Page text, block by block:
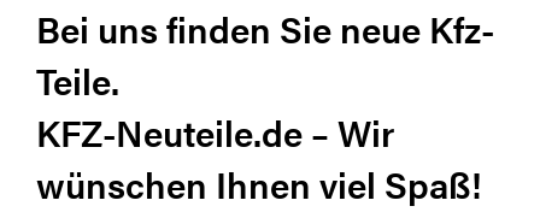
Bei uns finden Sie neue Kfz-
Teile.
KFZ-Neuteile.de – Wir
wünschen Ihnen viel Spaß!